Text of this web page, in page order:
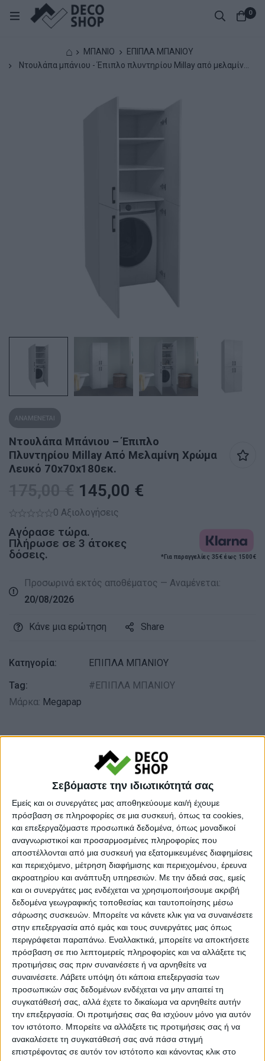
Σεβόμαστε την ιδιωτικότητά σας
Εμείς και οι συνεργάτες μας αποθηκεύουμε και/ή έχουμε
πρόσβαση σε πληροφορίες σε μια συσκευή, όπως τα cookies,
και επεξεργαζόμαστε προσωπικά δεδομένα, όπως μοναδικοί
αναγνωριστικοί και προσαρμοσμένες πληροφορίες που
αποστέλλονται από μια συσκευή για εξατομικευμένες διαφημίσεις
και περιεχόμενο, μέτρηση διαφήμισης και περιεχομένου, έρευνα
ακροατηρίου και ανάπτυξη υπηρεσιών. Με την άδειά σας, εμείς
και οι συνεργάτες μας ενδέχεται να χρησιμοποιήσουμε ακριβή
δεδομένα γεωγραφικής τοποθεσίας και ταυτοποίησης μέσω
σάρωσης συσκευών. Μπορείτε να κάνετε κλικ για να συναινέσετε
στην επεξεργασία από εμάς και τους συνεργάτες μας όπως
περιγράφεται παραπάνω. Εναλλακτικά, μπορείτε να αποκτήσετε
πρόσβαση σε πιο λεπτομερείς πληροφορίες και να αλλάξετε τις
προτιμήσεις σας πριν συναινέσετε ή να αρνηθείτε να
συναινέσετε. Λάβετε υπόψη ότι κάποια επεξεργασία των
προσωπικών σας δεδομένων ενδέχεται να μην απαιτεί τη
συγκατάθεσή σας, αλλά έχετε το δικαίωμα να αρνηθείτε αυτήν
την επεξεργασία. Οι προτιμήσεις σας θα ισχύουν μόνο για αυτόν
τον ιστότοπο. Μπορείτε να αλλάξετε τις προτιμήσεις σας ή να
ανακαλέσετε τη συγκατάθεσή σας ανά πάσα στιγμή
επιστρέφοντας σε αυτόν τον ιστότοπο και κάνοντας κλικ στο
0
⌂ ΜΠΑΝΙΟ
ΕΠΙΠΛΑ ΜΠΑΝΙΟΥ
Ντουλάπα μπάνιου - Έπιπλο πλυντηρίου Millay από μελαμίνη
ΑΝΑΜΕΝΕΤΑΙ
Ντουλάπα Μπάνιου – Έπιπλο
Πλυντηρίου Millay Από Μελαμίνη Χρώμα
Λευκό 70x70x180εκ.
145,00 €
0 Αξιολογήσεις
Αγόρασε τώρα.
Πλήρωσε σε 3 άτοκες
δόσεις.
*Για παραγγελίες 35€ έως 1500€
Προσωρινά εκτός αποθέματος — Αναμένεται:
20/08/2026
Κάνε μια ερώτηση Share
Κατηγορία:
ΕΠΙΠΛΑ ΜΠΑΝΙΟΥ
Tag:
ΕΠΙΠΛΑ ΜΠΑΝΙΟΥ
Μάρκα: Megapap
Εγγυημένες & Ασφαλείς Συναλλαγές
Περιγραφή Πληροφορίες Ερωτήσεις
Ντουλάπα μπάνιου – Έπιπλο πλυντηρίου Millay Megapap
από μελαμίνη χρώμα λευκό 70x70x180εκ.
Τεχνικά χαρακτηριστικά:
Χρώμα: λευκό
Διαστάσεις: Μήκος 70 x Βάθος 70 x Ύψος 180 εκ.
Πάχος μελαμίνης: 18mm.
Κατασκευασμένη από μοριοσανίδα με επένδυση
μελαμίνης πρώτης ποιότητας και υψηλών αντοχών
στη φθορά και στο χρόνο.
Τα υλικά κατασκευής είναι αβλαβή για το περιβάλλον